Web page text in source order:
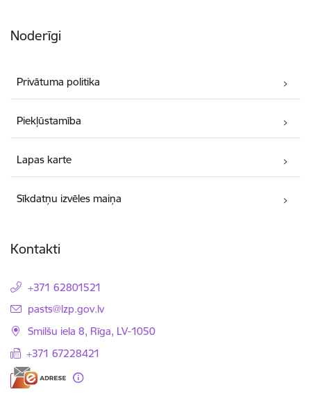
Noderīgi
Privātuma politika
Piekļūstamība
Lapas karte
Sīkdatņu izvēles maiņa
Kontakti
+371 62801521
E-pasts:
pasts@lzp.gov.lv
Smilšu iela 8, Rīga, LV-1050
+371 67228421